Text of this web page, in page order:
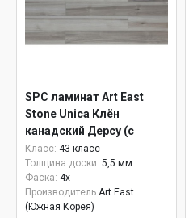
SPC ламинат Art East
Stone Unica Клён
канадский Дерсу (с
подложкой) ASU 805
Класс: 43 класс
Толщина доски: 5,5 мм
Фаска: 4x
Производитель Art East
(Южная Корея)